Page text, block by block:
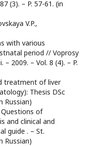
(3). – P. 57-61. (in
V.P.,
with various
period // Voprosy
2009. – Vol. 8 (4). – P.
treatment of liver
Thesis DSc
Russian)
Questions of
and clinical and
guide . – St.
Russian)